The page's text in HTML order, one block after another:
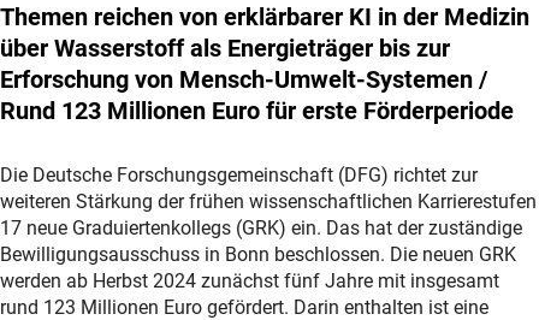
Themen reichen von erklärbarer KI in der Medizin
über Wasserstoff als Energieträger bis zur
Erforschung von Mensch-Umwelt-Systemen /
Rund 123 Millionen Euro für erste Förderperiode
Die Deutsche Forschungsgemeinschaft (DFG) richtet zur
weiteren Stärkung der frühen wissenschaftlichen Karrierestufen
17 neue Graduiertenkollegs (GRK) ein. Das hat der zuständige
Bewilligungsausschuss in Bonn beschlossen. Die neuen GRK
werden ab Herbst 2024 zunächst fünf Jahre mit insgesamt
rund 123 Millionen Euro gefördert. Darin enthalten ist eine